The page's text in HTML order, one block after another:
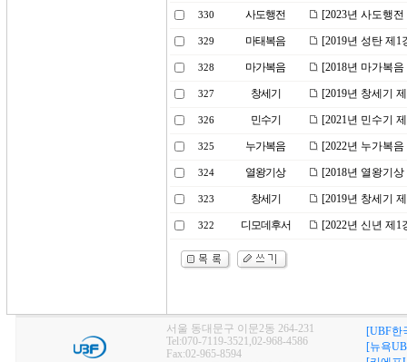
330 사도행전 [2023년 사도행
329 마태복음 [2019년 성탄 제1
328 마가복음 [2018년 마가복
327 창세기 [2019년 창세기
326 민수기 [2021년 민수기
325 누가복음 [2022년 누가복
324 열왕기상 [2018년 열왕기
323 창세기 [2019년 창세기
322 디모데후서 [2022년 신년 제
서울 동대문구 이문2동 264-231
Tel:070-7119-3521,02-968-4586
Fax:02-965-8594
[UBF한
[뉴욕